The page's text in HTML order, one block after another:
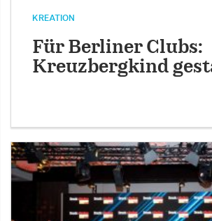
KREATION
Für Berliner Clubs:
Kreuzbergkind